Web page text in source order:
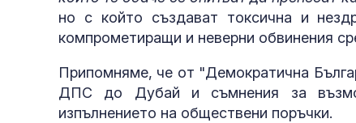
но с който създават токсична и
компрометиращи и неверни обвинения
Припомняме, че от "Демократична
ДПС до Дубай и съмнения за
изпълнението на обществени поръчки.